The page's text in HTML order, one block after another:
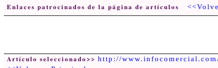
Enlaces patrocinados de la página de artículos
Artículo seleccionado>> http://